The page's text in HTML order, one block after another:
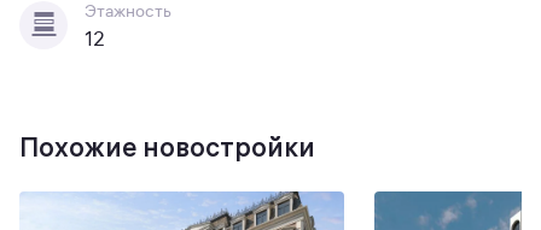
Этажность
12
Похожие новостройки